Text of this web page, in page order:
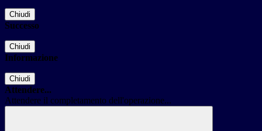
Chiudi
Successo
Chiudi
Informazione
Chiudi
Attendere...
Attendere il completamento dell'operazione...